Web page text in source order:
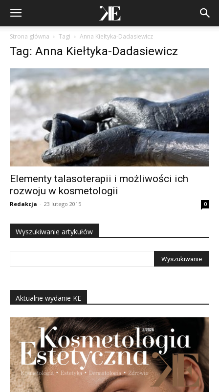
Strona główna Tagi Anna Kiełtyka-Dadasiewicz
Tag: Anna Kiełtyka-Dadasiewicz
Elementy talasoterapii i możliwości ich
rozwoju w kosmetologii
Redakcja - 23 lutego 2015 0
Wyszukiwanie artykułów
Aktualne wydanie KE